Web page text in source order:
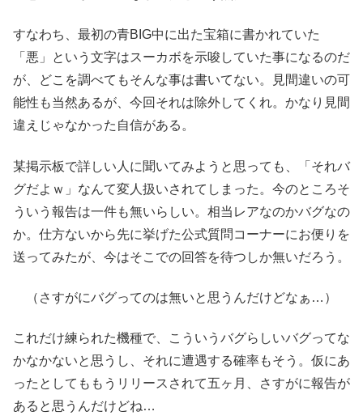
すなわち、最初の青BIG中に出た宝箱に書かれていた
「悪」という文字はスーカボを示唆していた事になるのだ
が、どこを調べてもそんな事は書いてない。見間違いの可
能性も当然あるが、今回それは除外してくれ。かなり見間
違えじゃなかった自信がある。
某掲示板で詳しい人に聞いてみようと思っても、「それバ
グだよｗ」なんて変人扱いされてしまった。今のところそ
ういう報告は一件も無いらしい。相当レアなのかバグなの
か。仕方ないから先に挙げた公式質問コーナーにお便りを
送ってみたが、今はそこでの回答を待つしか無いだろう。
（さすがにバグってのは無いと思うんだけどなぁ…）
これだけ練られた機種で、こういうバグらしいバグってな
かなかないと思うし、それに遭遇する確率もそう。仮にあ
ったとしてももうリリースされて五ヶ月、さすがに報告が
あると思うんだけどね…